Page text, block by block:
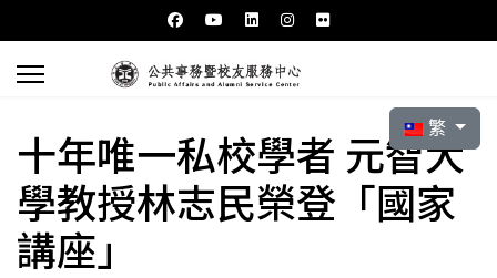
選擇你的語言
繁
十年唯一私校學者 元智大
學教授林志民榮登「國家
講座」